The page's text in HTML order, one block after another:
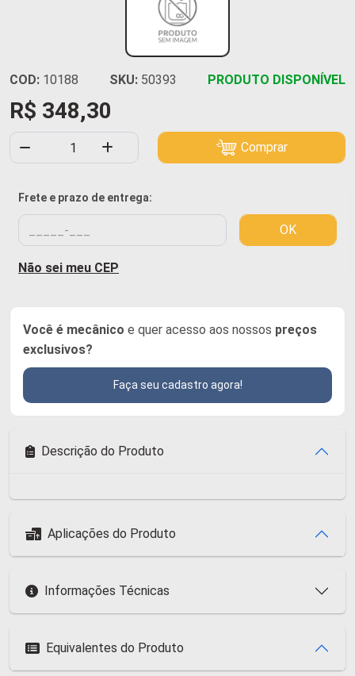
COD: 10188 SKU: 50393 PRODUTO DISPONÍVEL
R$ 348,30
Comprar
Frete e prazo de entrega:
OK
Não sei meu CEP
Você é mecânico e quer acesso aos nossos preços
exclusivos?
Faça seu cadastro agora!
Descrição do Produto
Aplicações do Produto
Informações Técnicas
Equivalentes do Produto